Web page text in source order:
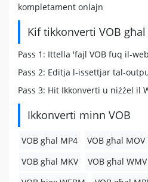
kompletament onlajn
Kif tikkonverti VOB għal
Pass 1: Ittella 'fajl VOB fuq il-
Pass 2: Editja l-issettjar tal-
Pass 3: Hit Ikkonverti u niżżel il
Ikkonverti minn VOB
VOB għal MP4 VOB għal MOV
VOB għal MKV
VOB għal WMV